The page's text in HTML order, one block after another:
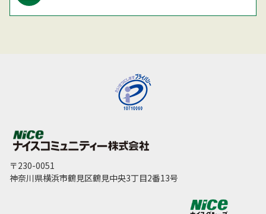
〒230-0051
神奈川県横浜市鶴見区鶴見中央3丁目2番13号